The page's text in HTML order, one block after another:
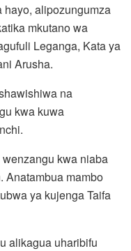
hayo, alipozungumza
mkutano wa
Leganga, Kata ya
Arusha.
na
kwa kuwa
kwa niaba
Anatambua mambo
ya kujenga Taifa
alikagua uharibifu